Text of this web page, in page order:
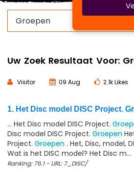
Uw Zoek Resultaat Voor:
Visitor 09 Aug 2.1k Likes
1. Het Disc model DISC Project.
... Het Disc model DISC Project.
Disc model DISC Project. Groepen
Project. Groepen . Het, Disc, model,
Wat is het DISC model? Het Disc m...
Ranking: 76.1 - URL: 7_DISC/